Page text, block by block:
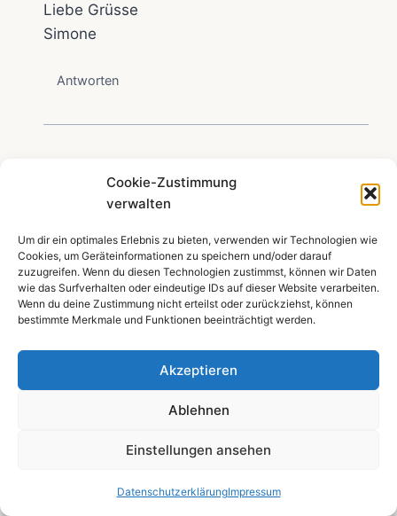
Cookie-Zustimmung
verwalten
Um dir ein optimales Erlebnis zu bieten, verwenden wir Technologien wie
Cookies, um Geräteinformationen zu speichern und/oder darauf
zuzugreifen. Wenn du diesen Technologien zustimmst, können wir Daten
wie das Surfverhalten oder eindeutige IDs auf dieser Website verarbeiten.
Wenn du deine Zustimmung nicht erteilst oder zurückziehst, können
bestimmte Merkmale und Funktionen beeinträchtigt werden.
Akzeptieren
Ablehnen
Einstellungen ansehen
DatenschutzerklärungImpressum
Liebe Grüsse
Simone
Antworten
EvelinWakri sagt:
November 3, 2019 um 6:34 p.m. Uhr
Vielen lieben Dank für die tollen Tipps und die
traumhaften Inspirationen! Die Cordhose ist ja
schon ein Hingucker, doch mit den schicken
Pullovern eine Augenweide. Flott und schick.
Liebe Grüße EvelinWakri